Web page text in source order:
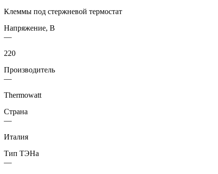
Клеммы под стержневой термостат
Напряжение, В
—
220
Производитель
—
Thermowatt
Страна
—
Италия
Тип ТЭНа
—